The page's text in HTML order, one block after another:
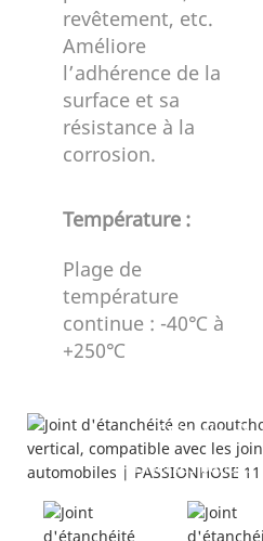
revêtement, etc.
Améliore
l’adhérence de la
surface et sa
résistance à la
corrosion.
Température :
Plage de
température
continue : -40℃ à
+250℃
Détails du
---Diverses bandes